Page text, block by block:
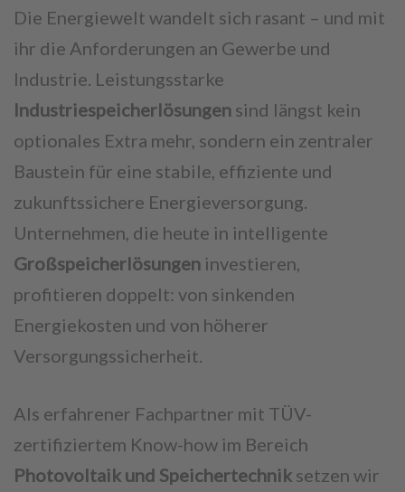
Die Energiewelt wandelt sich rasant – und mit
ihr die Anforderungen an Gewerbe und
Industrie. Leistungsstarke
Industriespeicherlösungen sind längst kein
optionales Extra mehr, sondern ein zentraler
Baustein für eine stabile, effiziente und
zukunftssichere Energieversorgung.
Unternehmen, die heute in intelligente
Großspeicherlösungen investieren,
profitieren doppelt: von sinkenden
Energiekosten und von höherer
Versorgungssicherheit.
Als erfahrener Fachpartner mit TÜV-
zertifiziertem Know-how im Bereich
Photovoltaik und Speichertechnik setzen wir